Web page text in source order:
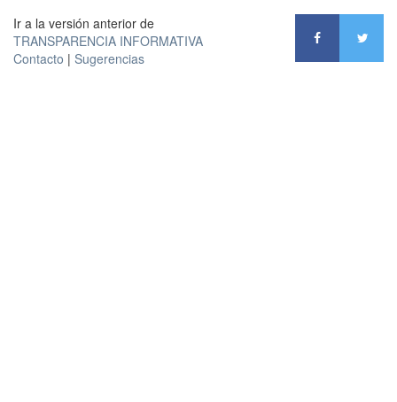
Ir a la versión anterior de
TRANSPARENCIA INFORMATIVA
Contacto | Sugerencias